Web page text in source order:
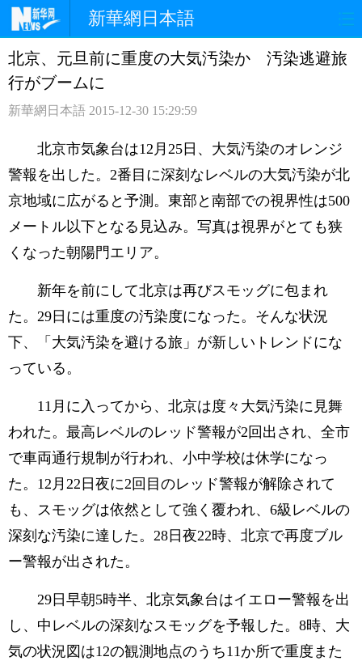
新華網日本語
ホームページ 政治 経済
観光 評論 写真
中日対訳
北京、元旦前に重度の大気汚染か 汚染逃避旅
行がブームに
新華網日本語 2015-12-30 15:29:59
北京市気象台は12月25日、大気汚染のオレンジ
警報を出した。2番目に深刻なレベルの大気汚染が北
京地域に広がると予測。東部と南部での視界性は500
メートル以下となる見込み。写真は視界がとても狭
くなった朝陽門エリア。
新年を前にして北京は再びスモッグに包まれ
た。29日には重度の汚染度になった。そんな状況
下、「大気汚染を避ける旅」が新しいトレンドにな
っている。
11月に入ってから、北京は度々大気汚染に見舞
われた。最高レベルのレッド警報が2回出され、全市
で車両通行規制が行われ、小中学校は休学になっ
た。12月22日夜に2回目のレッド警報が解除されて
も、スモッグは依然として強く覆われ、6級レベルの
深刻な汚染に達した。28日夜22時、北京で再度ブル
ー警報が出された。
29日早朝5時半、北京気象台はイエロー警報を出
し、中レベルの深刻なスモッグを予報した。8時、大
気の状況図は12の観測地点のうち11か所で重度また